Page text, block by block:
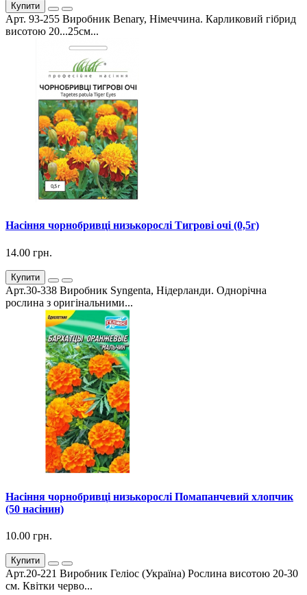
Купити
Арт. 93-255 Виробник Benary, Німеччина. Карликовий гібрид
висотою 20...25см...
Насіння чорнобривці низькорослі Тигрові очі (0,5г)
14.00 грн.
Купити
Арт.30-338 Виробник Syngenta, Нідерланди. Однорічна
рослина з оригінальними...
Насіння чорнобривці низькорослі Помапанчевий хлопчик
(50 насінин)
10.00 грн.
Купити
Арт.20-221 Виробник Геліос (Україна) Рослина висотою 20-30
см. Квітки черво...